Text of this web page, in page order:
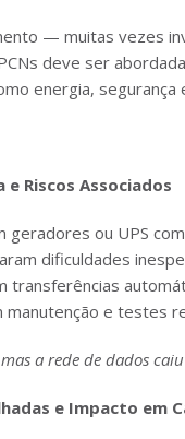
— muitas vezes
deve ser
energia, segurança
Riscos Associados
geradores ou UPS
dificuldades
transferências
manutenção e testes
a rede de dados
e Impacto em